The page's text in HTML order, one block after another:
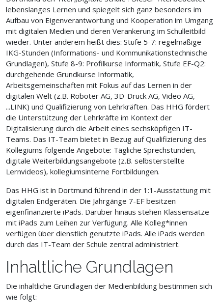
lebenslanges Lernen und spiegelt sich ganz besonders im
Aufbau von Eigenverantwortung und Kooperation im Umgang
mit digitalen Medien und deren Verankerung im Schulleitbild
wieder. Unter anderem heißt dies: Stufe 5-7: regelmäßige
IKG-Stunden (Informations- und Kommunikationstechnische
Grundlagen), Stufe 8-9: Profilkurse Informatik, Stufe EF-Q2:
durchgehende Grundkurse Informatik,
Arbeitsgemeinschaften mit Fokus auf das Lernen in der
digitalen Welt (z.B. Roboter AG, 3D-Druck AG, Video AG,
...LINK) und Qualifizierung von Lehrkräften. Das HHG fördert
die Unterstützung der Lehrkräfte im Kontext der
Digitalisierung durch die Arbeit eines sechsköpfigen IT-
Teams. Das IT-Team bietet in Bezug auf Qualifizierung des
Kollegiums folgende Angebote: Tägliche Sprechstunden,
digitale Weiterbildungsangebote (z.B. selbsterstellte
Lernvideos), kollegiumsinterne Fortbildungen.
Das HHG ist in Dortmund führend in der 1:1-Ausstattung mit
digitalen Endgeräten. Die Jahrgänge 7-EF besitzen
eigenfinanzierte iPads. Darüber hinaus stehen Klassensätze
mit iPads zum Leihen zur Verfügung. Alle Kolleg*innen
verfügen über dienstlich genutzte iPads. Alle iPads werden
durch das IT-Team der Schule zentral administriert.
Inhaltliche Grundlagen
Die inhaltliche Grundlagen der Medienbildung bestimmen sich
wie folgt: